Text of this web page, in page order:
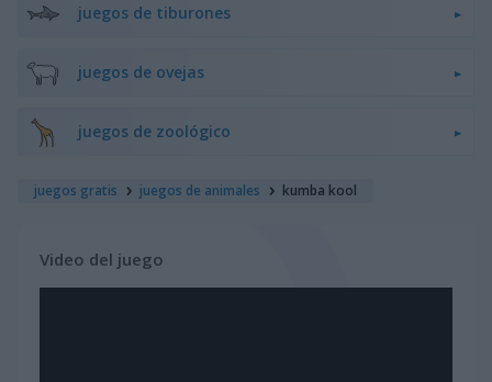
juegos de tiburones
juegos de ovejas
juegos de zoológico
juegos gratis juegos de animales kumba kool
Video del juego